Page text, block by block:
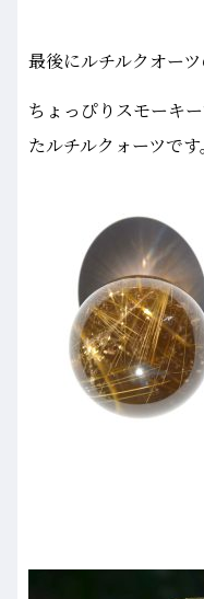
最後にルチルクオーツ
ちょっぴりスモーキ
たルチルクォーツです。